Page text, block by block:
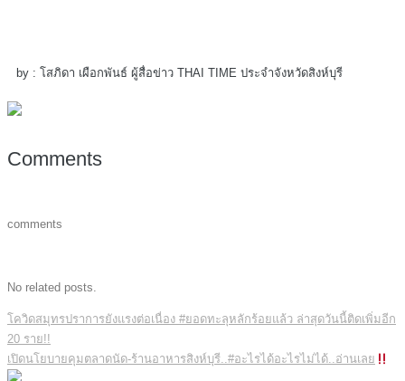
by : โสภิดา เผือกพันธ์ ผู้สื่อข่าว THAI TIME ประจำจังหวัดสิงห์บุรี
Comments
comments
No related posts.
โควิดสมุทรปราการยังแรงต่อเนื่อง #ยอดทะลุหลักร้อยแล้ว ล่าสุดวันนี้ติดเพิ่มอีก
20 ราย!!
เปิดนโยบายคุมตลาดนัด-ร้านอาหารสิงห์บุรี..#อะไรได้อะไรไม่ได้..อ่านเลย